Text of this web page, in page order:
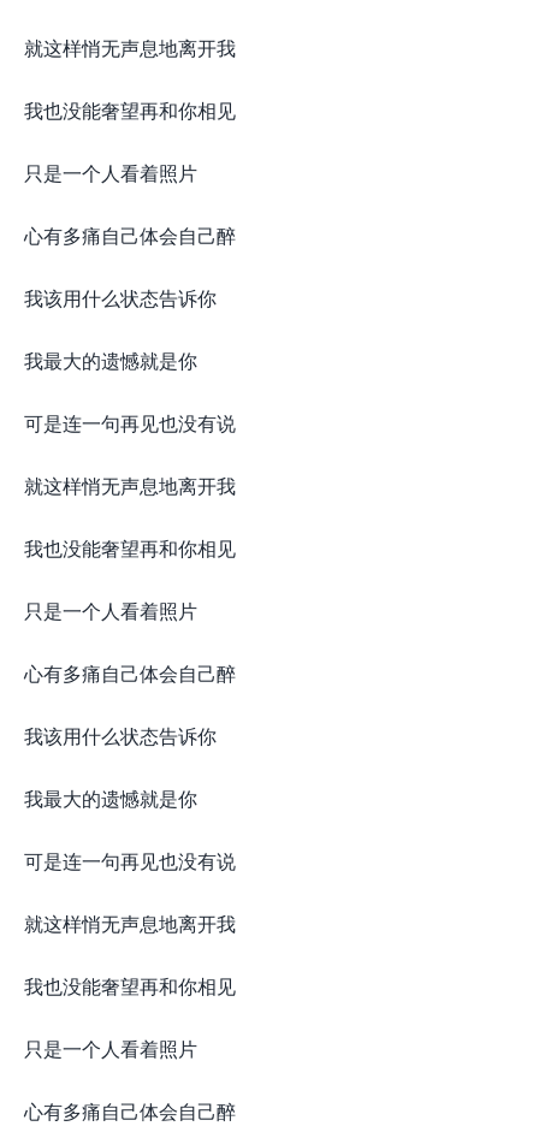
就这样悄无声息地离开我
我也没能奢望再和你相见
只是一个人看着照片
心有多痛自己体会自己醉
我该用什么状态告诉你
我最大的遗憾就是你
可是连一句再见也没有说
就这样悄无声息地离开我
我也没能奢望再和你相见
只是一个人看着照片
心有多痛自己体会自己醉
我该用什么状态告诉你
我最大的遗憾就是你
可是连一句再见也没有说
就这样悄无声息地离开我
我也没能奢望再和你相见
只是一个人看着照片
心有多痛自己体会自己醉